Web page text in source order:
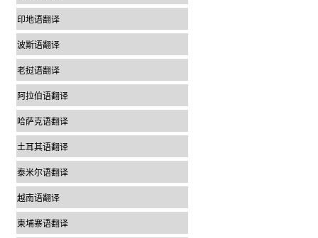
印地语翻译
波斯语翻译
老挝语翻译
阿拉伯语翻译
哈萨克语翻译
土耳其语翻译
泰米尔语翻译
越南语翻译
柬埔寨语翻译